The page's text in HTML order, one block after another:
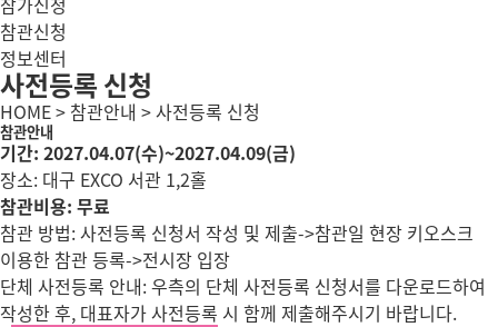
참관신청
정보센터
사전등록 신청
HOME > 참관안내 > 사전등록 신청
참관안내
기간: 2027.04.07(수)~2027.04.09(금)
장소: 대구 EXCO 서관 1,2홀
참관비용: 무료
참관 방법: 사전등록 신청서 작성 및 제출->참관일 현장 키오스크
이용한 참관 등록->전시장 입장
단체 사전등록 안내: 우측의 단체 사전등록 신청서를 다운로드하여
작성한 후, 대표자가 사전등록 시 함께 제출해주시기 바랍니다.